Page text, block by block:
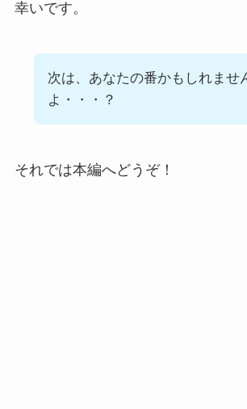
幸いです。
次は、あなたの番かもしれませ
よ・・・？
それでは本編へどうぞ！